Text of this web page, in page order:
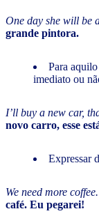
One day she will be
grande pintora.
Para
imediato ou
I’ll buy a new car,
novo carro, esse
Expressar
We need more
café. Eu pegarei!